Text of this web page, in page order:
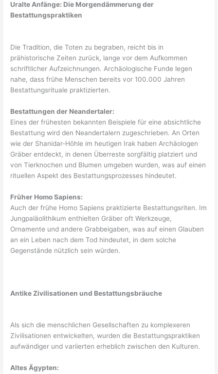
Uralte Anfänge: Die Morgendämmerung der
Bestattungspraktiken
Die Tradition, die Toten zu begraben, reicht bis in
prähistorische Zeiten zurück, lange vor dem Aufkommen
schriftlicher Aufzeichnungen. Archäologische Funde legen
nahe, dass frühe Menschen bereits vor 100.000 Jahren
Bestattungsrituale praktizierten.
Bestattungen der Neandertaler:
Eines der frühesten bekannten Beispiele für eine absichtliche
Bestattung wird den Neandertalern zugeschrieben. An Orten
wie der Shanidar-Höhle im heutigen Irak haben Archäologen
Gräber entdeckt, in denen Überreste sorgfältig platziert und
von Tierknochen und Blumen umgeben wurden, was auf einen
rituellen Aspekt des Bestattungsprozesses hindeutet.
Früher Homo Sapiens:
Auch der frühe Homo Sapiens praktizierte Bestattungsriten. Im
Jungpaläolithikum enthielten Gräber oft Werkzeuge,
Ornamente und andere Grabbeigaben, was auf einen Glauben
an ein Leben nach dem Tod hindeutet, in dem solche
Gegenstände nützlich sein würden.
Antike Zivilisationen und Bestattungsbräuche
Als sich die menschlichen Gesellschaften zu komplexeren
Zivilisationen entwickelten, wurden die Bestattungspraktiken
aufwändiger und variierten erheblich zwischen den Kulturen.
Altes Ägypten: